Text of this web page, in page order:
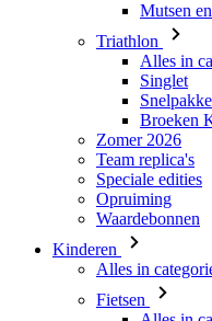
Mutsen
Triathlon
Alles in
Singlet
Broeken
Zomer 2026
Team replica's
Speciale edities
Opruiming
Waardebonnen
Kinderen
Alles in
Fietsen